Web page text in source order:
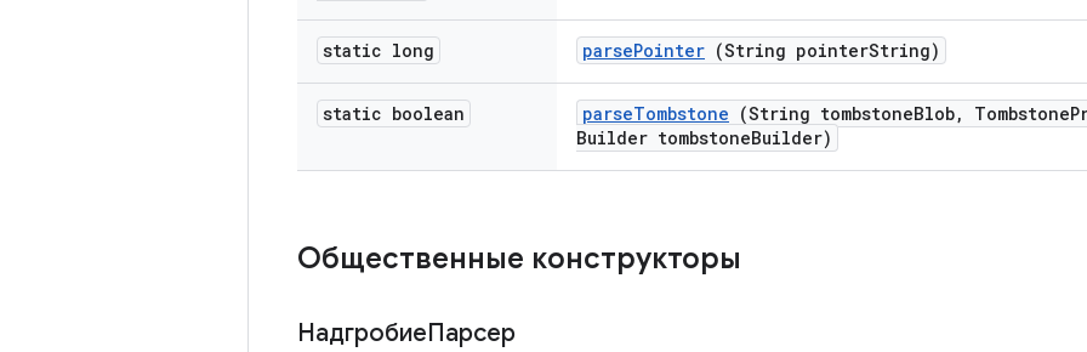
static long parsePointer (String pointerString)
static boolean parseTombstone (String tombstoneBlob, Tombstone
Builder tombstoneBuilder)
Общественные конструкторы
НадгробиеПарсер